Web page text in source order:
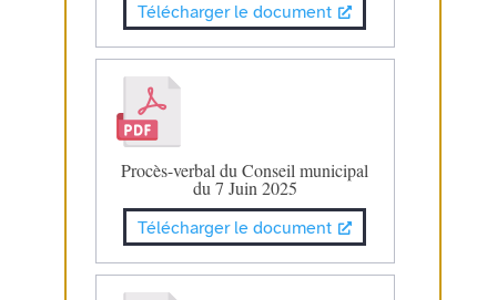
Télécharger le document
Procès-verbal du Conseil municipal
du 7 Juin 2025
Télécharger le document